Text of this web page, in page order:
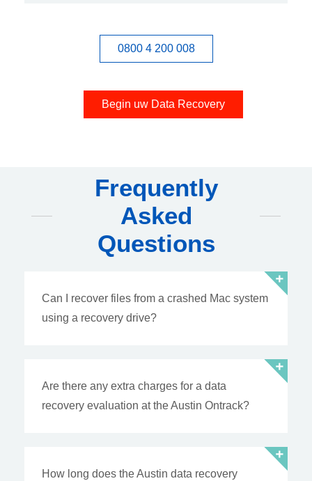
0800 4 200 008
Begin uw Data Recovery
Frequently
Asked
Questions
Can I recover files from a crashed Mac system
using a recovery drive?
Are there any extra charges for a data
recovery evaluation at the Austin Ontrack?
How long does the Austin data recovery